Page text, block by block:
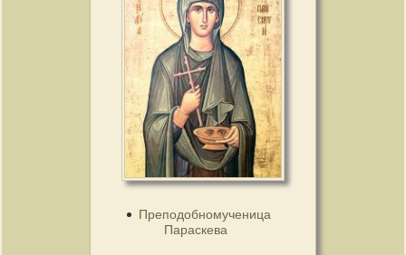
Преподобномученица
Параскева